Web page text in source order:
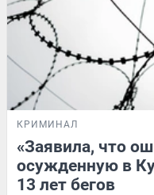
КРИМИНАЛ
«Заявила, что
осужденную в
13 лет бегов